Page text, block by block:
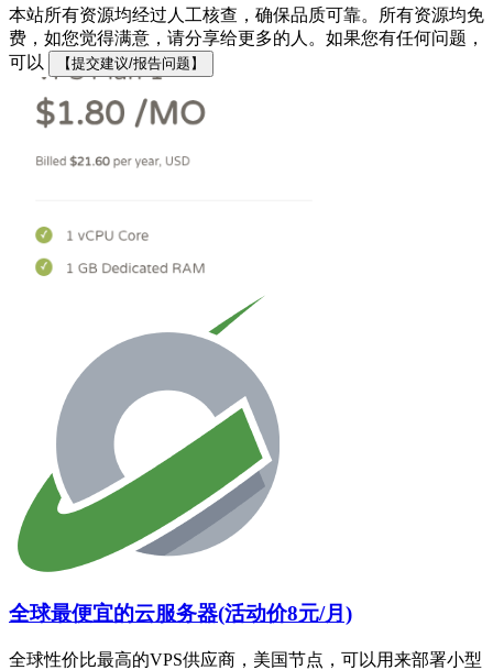
本站所有资源均经过人工核查，确保品质可靠。所有资源均免
费，如您觉得满意，请分享给更多的人。如果您有任何问题，
可以
【提交建议/报告问题】
全球最便宜的云服务器(活动价8元/月)
全球性价比最高的VPS供应商，美国节点，可以用来部署小型